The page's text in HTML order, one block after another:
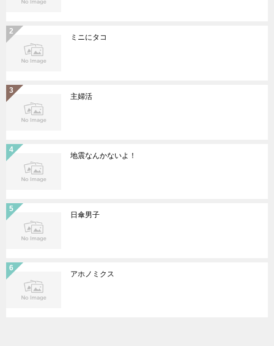
ミニにタコ
主婦活
地震なんかないよ！
日傘男子
アホノミクス